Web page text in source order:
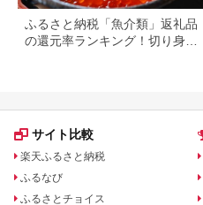
ふるさと納税「魚介類」返礼品
の還元率ランキング！切り身や
サイト比較
楽天ふるさと納税
ふるなび
ふるさとチョイス